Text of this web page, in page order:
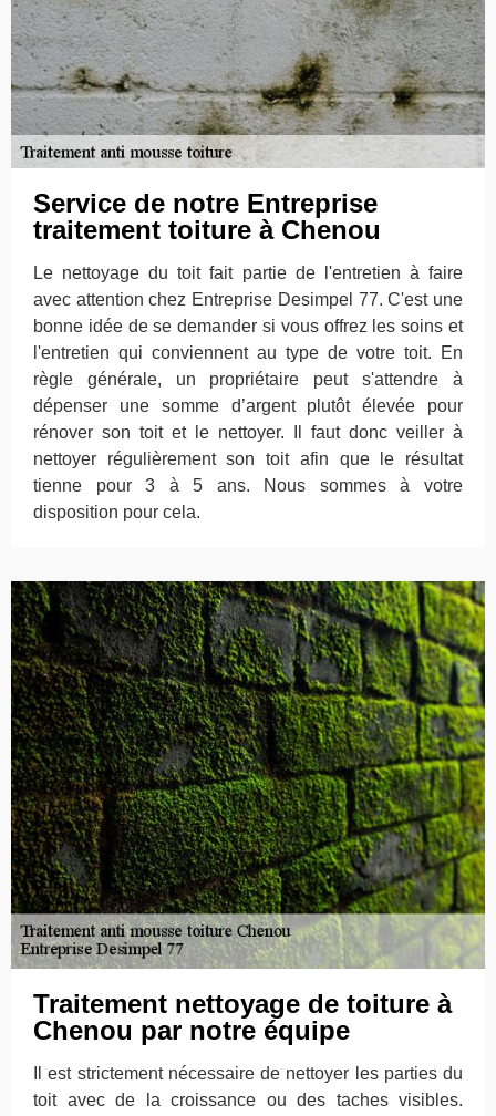
Service de notre Entreprise
traitement toiture à Chenou
Le nettoyage du toit fait partie de l'entretien à faire
avec attention chez Entreprise Desimpel 77. C'est une
bonne idée de se demander si vous offrez les soins et
l'entretien qui conviennent au type de votre toit. En
règle générale, un propriétaire peut s'attendre à
dépenser une somme d’argent plutôt élevée pour
rénover son toit et le nettoyer. Il faut donc veiller à
nettoyer régulièrement son toit afin que le résultat
tienne pour 3 à 5 ans. Nous sommes à votre
disposition pour cela.
Traitement nettoyage de toiture à
Chenou par notre équipe
Il est strictement nécessaire de nettoyer les parties du
toit avec de la croissance ou des taches visibles.